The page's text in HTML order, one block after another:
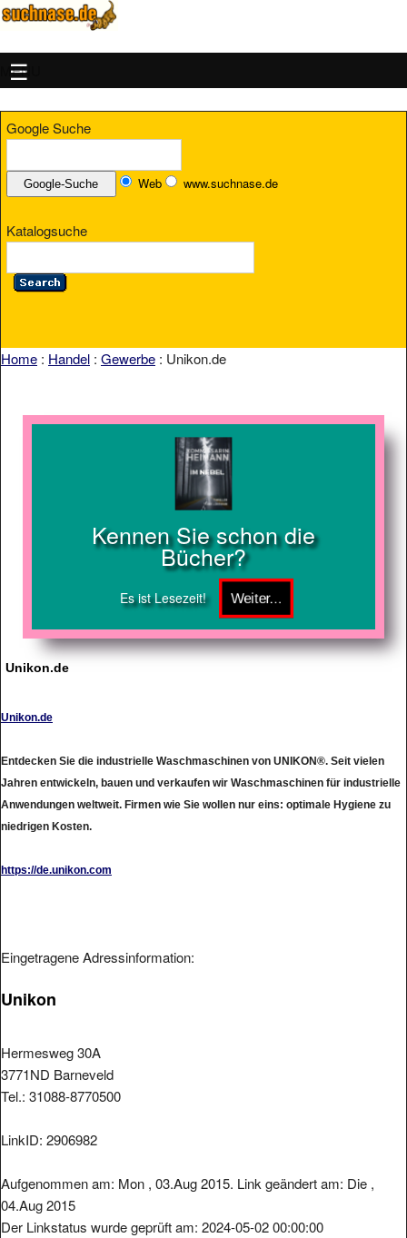
MENU
Google Suche
Web www.suchnase.de
Katalogsuche
Home : Handel : Gewerbe : Unikon.de
Kennen Sie schon die
Bücher?
Es ist Lesezeit!
Unikon.de
Unikon.de
Entdecken Sie die industrielle Waschmaschinen von UNIKON®. Seit vielen
Jahren entwickeln, bauen und verkaufen wir Waschmaschinen für industrielle
Anwendungen weltweit. Firmen wie Sie wollen nur eins: optimale Hygiene zu
niedrigen Kosten.
https://de.unikon.com
Eingetragene Adressinformation:
Unikon
Hermesweg 30A
3771ND Barneveld
Tel.: 31088-8770500
LinkID: 2906982
Aufgenommen am: Mon , 03.Aug 2015. Link geändert am: Die ,
04.Aug 2015
Der Linkstatus wurde geprüft am: 2024-05-02 00:00:00